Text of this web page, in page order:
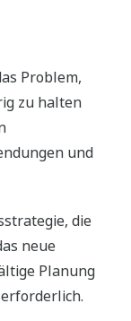
Problem,
zu halten
und
die
neue
Planung